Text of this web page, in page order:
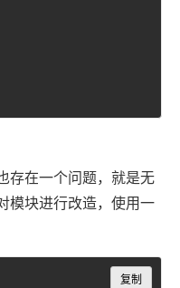
存在一个问题，就是无
模块进行改造，使用一
复制
Copy